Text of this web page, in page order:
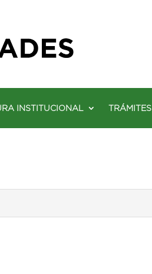
INSTITUCIONAL TRÁMITES